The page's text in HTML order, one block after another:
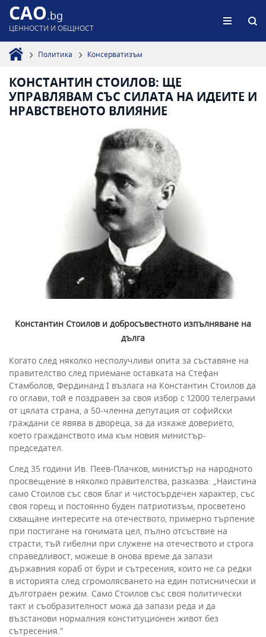
CAO.bg
ЦЕННОСТИ И ОБЩНОСТ
Политика Консерватизъм
КОНСТАНТИН СТОИЛОВ: ЩЕ
УПРАВЛЯВАМ СЪС СИЛАТА НА ИДЕИТЕ И
НРАВСТВЕНОТО ВЛИЯНИЕ
Константин Стоилов и добросъвестното изпълняване на
дълга
Когато след няколко несполучливи опита за съставяне на
правителство след приемане оставката на Стефан
Стамболов, Фердинанд I възлага на Константин Стоилов да
го оглави, той е поздравен за своя избор с 12000 телеграми
от цялата страна, а 50-членна депутация от софийски
граждани се явява в двореца, за да изкаже доверието,
което гражданството има към новия министър-
председател.
След 35 години Ив. Пеев-Плачков, министър на народното
просвещение в няколко правителства, разказва: „Наистина
само Стоилов със своя благ и чистосърдечен характер, със
своя горещ и постоянно буден патриотизъм, просветено
схващане интересите на отечеството, примерно търпение
при постигане на гонимата цел, пълно отсъствие на
страсти, тъй гибелни при служене на отечеството и строга
справедливост, можеше в онова време да запази
държавния кораб от бури и сътресения, които не са редки
в историята след сгромолясването на един потиснически и
дълготраен режим. Само Стоилов със своя политически
такт и съобразителност можа да запази реда и да
възстанови нормалния конституционен живот без
сътресения.”